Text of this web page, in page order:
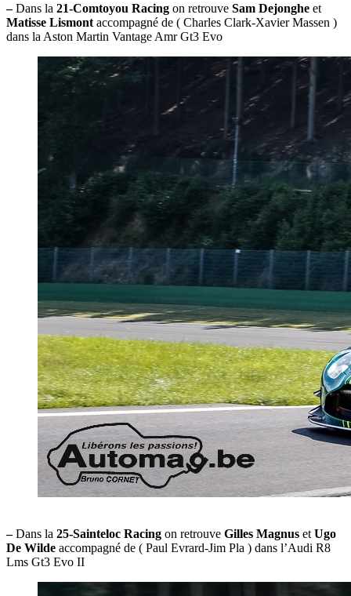
–Dans la 21-Comtoyou Racing on retrouve Sam Dejonghe et
Matisse Lismontaccompagné de ( Charles Clark-Xavier Massen )
dans la Aston Martin Vantage Amr Gt3 Evo
–Dans la 25-Sainteloc Racing on retrouve Gilles Magnus etUgo
De Wilde accompagné de ( Paul Evrard-Jim Pla ) dans l’Audi R8
Lms Gt3 Evo II